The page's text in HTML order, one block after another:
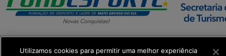
Utilizamos cookies para permitir uma melhor experiência